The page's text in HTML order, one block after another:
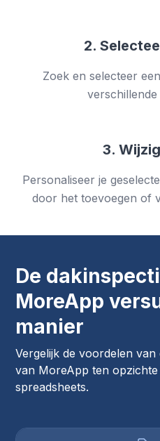
2.
Zoek en selecteer
3.
Personaliseer je
door het toevoegen of
De
MoreApp
manier
Vergelijk de voordelen van
van MoreApp ten
spreadsheets.